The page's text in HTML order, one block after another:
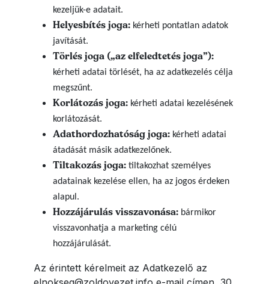
kezeljük-e adatait.
Helyesbítés joga: kérheti pontatlan adatok
javítását.
Törlés joga („az elfeledtetés joga”):
kérheti adatai törlését, ha az adatkezelés célja
megszűnt.
Korlátozás joga: kérheti adatai kezelésének
korlátozását.
Adathordozhatóság joga: kérheti adatai
átadását másik adatkezelőnek.
Tiltakozás joga: tiltakozhat személyes
adatainak kezelése ellen, ha az jogos érdeken
alapul.
Hozzájárulás visszavonása: bármikor
visszavonhatja a marketing célú
hozzájárulását.
Az érintett kérelmeit az Adatkezelő az